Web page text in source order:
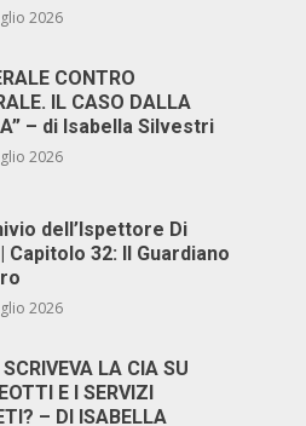
2026
CONTRO
IL CASO DALLA
– di Isabella Silvestri
2026
dell’Ispettore Di
Capitolo 32: Il Guardiano
2026
LA CIA SU
E I SERVIZI
– DI ISABELLA